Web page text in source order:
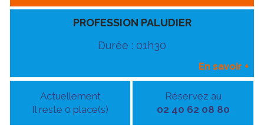
PROFESSION PALUDIER
Durée : 01h30
En savoir +
Actuellement
Il reste 0 place(s)
Réservez au
02 40 62 08 80